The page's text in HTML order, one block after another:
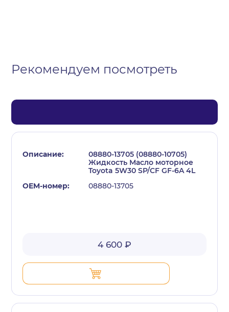
Рекомендуем посмотреть
08880-13705 (08880-10705)
Жидкость Масло моторное
Toyota 5W30 SP/CF GF-6A 4L
08880-13705
4 600 ₽